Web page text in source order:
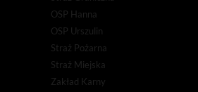
OSP Hanna
OSP Urszulin
Straż Pożarna
Straż Miejska
Zakład Karny